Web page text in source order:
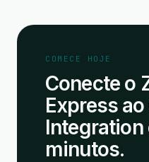
COMECE HOJE
Conecte o
Express
Integration
minutos.